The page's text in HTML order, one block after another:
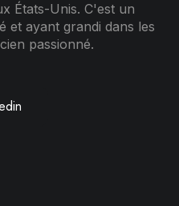
États-Unis. C'est un
et ayant grandi dans les
passionné.